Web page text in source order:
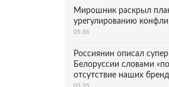
Мирошник раскрыл
урегулированию
05:36
Россиянин описал
Белоруссии словами
отсутствие наших
05:35